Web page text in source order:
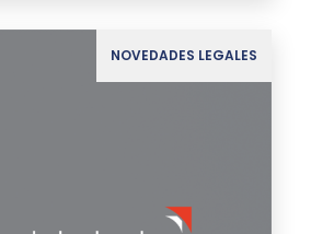
NOVEDADES LEGALES